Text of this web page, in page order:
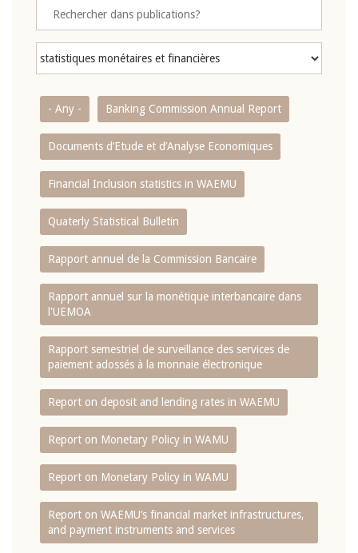
- Any - Banking Commission Annual Report
Documents d’Etude et d’Analyse Economiques
Financial Inclusion statistics in WAEMU
Quaterly Statistical Bulletin
Rapport annuel de la Commission Bancaire
Rapport annuel sur la monétique interbancaire dans
l'UEMOA
Rapport semestriel de surveillance des services de
paiement adossés à la monnaie électronique
Report on deposit and lending rates in WAEMU
Report on Monetary Policy in WAMU
Report on Monetary Policy in WAMU
Report on WAEMU’s financial market infrastructures,
and payment instruments and services